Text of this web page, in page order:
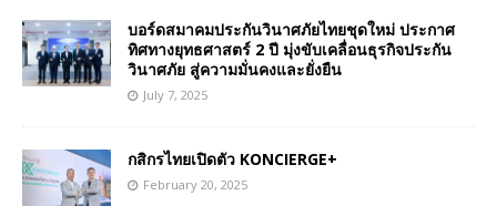
บอร์ดสมาคมประกันวินาศภัยไทยชุดใหม่ ประกาศ
ทิศทางยุทธศาสตร์ 2 ปี มุ่งขับเคลื่อนธุรกิจประกัน
วินาศภัย สู่ความมั่นคงและยั่งยืน
July 7, 2025
กสิกรไทยเปิดตัว KONCIERGE+
February 20, 2025